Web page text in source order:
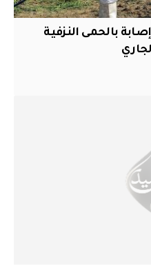
الصحة تعلن تسجيل 313 إصابة بالحمى النزفية